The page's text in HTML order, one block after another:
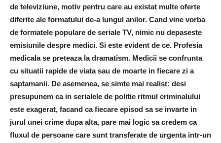
de televiziune, motiv pentru care au existat multe oferte
diferite ale formatului de-a lungul anilor. Cand vine vorba
de formatele populare de seriale TV, nimic nu depaseste
emisiunile despre medici. Si este evident de ce. Profesia
medicala se preteaza la dramatism. Medicii se confrunta
cu situatii rapide de viata sau de moarte in fiecare zi a
saptamanii. De asemenea, se simte mai realist: desi
presupunem ca in serialele de politie ritmul criminalului
este exagerat, facand ca fiecare episod sa se invarte in
jurul unei crime dupa alta, pare mai logic sa credem ca
fluxul de persoane care sunt transferate de urgenta intr-un